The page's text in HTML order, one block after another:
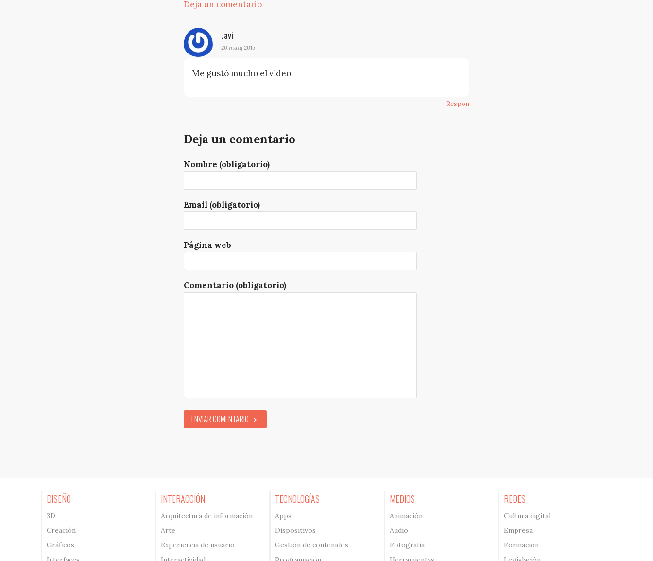
Deja un comentario
Javi
20 maig 2015
Me gustó mucho el vídeo
Respon
Deja un comentario
Nombre (obligatorio)
Email (obligatorio)
Página web
Comentario (obligatorio)
ENVIAR COMENTARIO
DISEÑO
3D
Creación
Gráficos
INTERACCIÓN
Arquitectura de información
Arte
Experiencia de usuario
TECNOLOGÍAS
Apps
Dispositivos
Gestión de contenidos
MEDIOS
Animación
Audio
Fotografía
REDES
Cultura digital
Empresa
Formación